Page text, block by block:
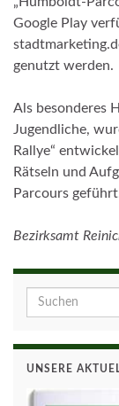
Google Play
genutzt werden.
Als besonderes
Jugendliche,
Rallye“
Rätseln und
Parcours
Bezirksamt
Search for:
UNSERE